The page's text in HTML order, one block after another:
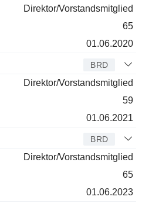
Direktor/Vorstandsmitglied
65
01.06.2020
BRD
Direktor/Vorstandsmitglied
59
01.06.2021
BRD
Direktor/Vorstandsmitglied
65
01.06.2023